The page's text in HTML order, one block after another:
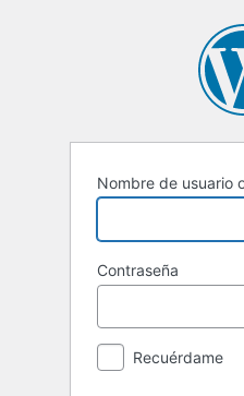
Nombre de usuario
Contraseña
Recuérdame